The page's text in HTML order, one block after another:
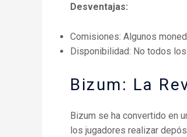
Desventajas:
Comisiones: Algunos
Disponibilidad: No todos
Bizum: La
Bizum se ha convertido en
los jugadores realizar